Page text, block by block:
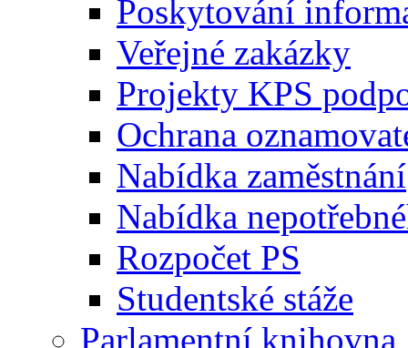
Poskytování
Veřejné zakázky
Projekty KPS
Ochrana
Nabídka zaměstnání
Nabídka
Rozpočet PS
Studentské stáže
Parlamentní knihovna